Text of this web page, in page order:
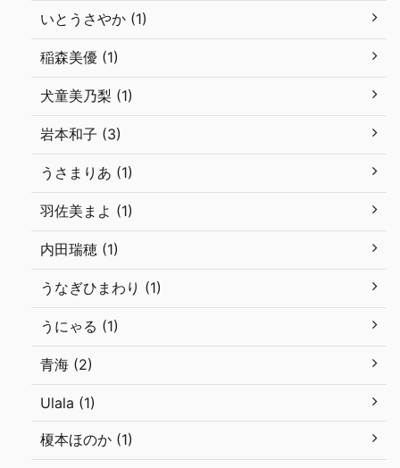
いとうさやか (1)
稲森美優 (1)
犬童美乃梨 (1)
岩本和子 (3)
うさまりあ (1)
羽佐美まよ (1)
内田瑞穂 (1)
うなぎひまわり (1)
うにゃる (1)
青海 (2)
Ulala (1)
榎本ほのか (1)